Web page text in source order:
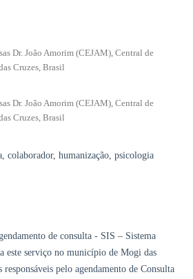
Dr. João Amorim (CEJAM), Central de
Cruzes, Brasil
Dr. João Amorim (CEJAM), Central de
Cruzes, Brasil
colaborador, humanização, psicologia
de consulta - SIS – Sistema
este serviço no município de Mogi das
responsáveis pelo agendamento de Consulta